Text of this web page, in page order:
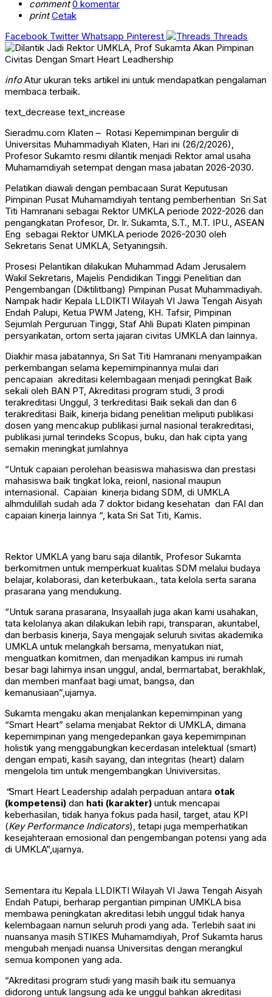
comment 0 komentar
print Cetak
Facebook Twitter Whatsapp Pinterest Threads
infoAtur ukuran teks artikel ini untuk mendapatkan pengalaman
membaca terbaik.
text_decrease text_increase
Sieradmu.com Klaten – Rotasi Kepemimpinan bergulir di
Universitas Muhammadiyah Klaten, Hari ini (26/2/2026),
Profesor Sukamto resmi dilantik menjadi Rektor amal usaha
Muhamamdiyah setempat dengan masa jabatan 2026-2030.
Pelatikan diawali dengan pembacaan Surat Keputusan
Pimpinan Pusat Muhamamdiyah tentang pemberhentian Sri Sat
Titi Hamranani sebagai Rektor UMKLA periode 2022-2026 dan
pengangkatan Profesor, Dr. Ir. Sukamta, S.T., M.T. IPU., ASEAN
Eng sebagai Rektor UMKLA periode 2026-2030 oleh
Sekretaris Senat UMKLA, Setyaningsih.
Prosesi Pelantikan dilakukan Muhammad Adam Jerusalem
Wakil Sekretaris, Majelis Pendidikan Tinggi Penelitian dan
Pengembangan (Diktilitbang) Pimpinan Pusat Muhammadiyah.
Nampak hadir Kepala LLDIKTI Wilayah VI Jawa Tengah Aisyah
Endah Palupi, Ketua PWM Jateng, KH. Tafsir, Pimpinan
Sejumlah Perguruan Tinggi, Staf Ahli Bupati Klaten pimpinan
persyarikatan, ortom serta jajaran civitas UMKLA dan lainnya.
Diakhir masa jabatannya, Sri Sat Titi Hamranani menyampaikan
perkembangan selama kepemimpinannya mulai dari
pencapaian akreditasi kelembagaan menjadi peringkat Baik
sekali oleh BAN PT, Akreditasi program studi, 3 prodi
terakreditasi Unggul, 3 terkreditasi Baik sekali dan dan 6
terakreditasi Baik, kinerja bidang penelitian meliputi publikasi
dosen yang mencakup publikasi jurnal nasional terakreditasi,
publikasi jurnal terindeks Scopus, buku, dan hak cipta yang
semakin meningkat jumlahnya
“Untuk capaian perolehan beasiswa mahasiswa dan prestasi
mahasiswa baik tingkat loka, reionl, nasional maupun
internasional. Capaian kinerja bidang SDM, di UMKLA
alhmdulillah sudah ada 7 doktor bidang kesehatan dan FAI dan
capaian kinerja lainnya “, kata Sri Sat Titi, Kamis.
Rektor UMKLA yang baru saja dilantik, Profesor Sukamta
berkomitmen untuk memperkuat kualitas SDM melalui budaya
belajar, kolaborasi, dan keterbukaan., tata kelola serta sarana
prasarana yang mendukung.
“Untuk sarana prasarana, Insyaallah juga akan kami usahakan,
tata kelolanya akan dilakukan lebih rapi, transparan, akuntabel,
dan berbasis kinerja, Saya mengajak seluruh sivitas akademika
UMKLA untuk melangkah bersama, menyatukan niat,
menguatkan komitmen, dan menjadikan kampus ini rumah
besar bagi lahirnya insan unggul, andal, bermartabat, berakhlak,
dan memberi manfaat bagi umat, bangsa, dan
kemanusiaan”,ujarnya.
Sukamta mengaku akan menjalankan kepemimpinan yang
“Smart Heart” selama menjabat Rektor di UMKLA, dimana
kepemimpinan yang mengedepankan gaya kepemimpinan
holistik yang menggabungkan kecerdasan intelektual (smart)
dengan empati, kasih sayang, dan integritas (heart) dalam
mengelola tim untuk mengembangkan Univiversitas.
“Smart Heart Leadership adalah perpaduan antara otak
(kompetensi) dan hati (karakter) untuk mencapai
keberhasilan, tidak hanya fokus pada hasil, target, atau KPI
(Key Performance Indicators), tetapi juga memperhatikan
kesejahteraan emosional dan pengembangan potensi yang ada
di UMKLA”,ujarnya.
Sementara itu Kepala LLDIKTI Wilayah VI Jawa Tengah Aisyah
Endah Patupi, berharap pergantian pimpinan UMKLA bisa
membawa peningkatan akreditasi lebih unggul tidak hanya
kelembagaan namun seluruh prodi yang ada. Terlebih saat ini
nuansanya masih STIKES Muhamamdiyah, Prof Sukamta harus
mengubah menjadi nuansa Universitas dengan merangkul
semua komponen yang ada.
“Akreditasi program studi yang masih baik itu semuanya
didorong untuk langsung ada ke unggul bahkan akreditasi